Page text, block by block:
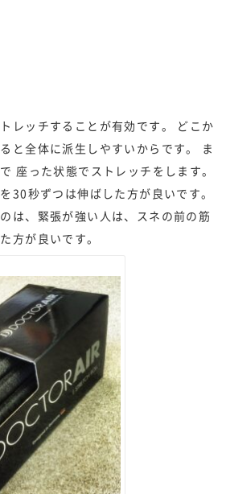
レッチすることが有効です。 どこか
と全体に派生しやすいからです。 ま
座った状態でストレッチをします。
30秒ずつは伸ばした方が良いです。
は、緊張が強い人は、スネの前の筋
方が良いです。